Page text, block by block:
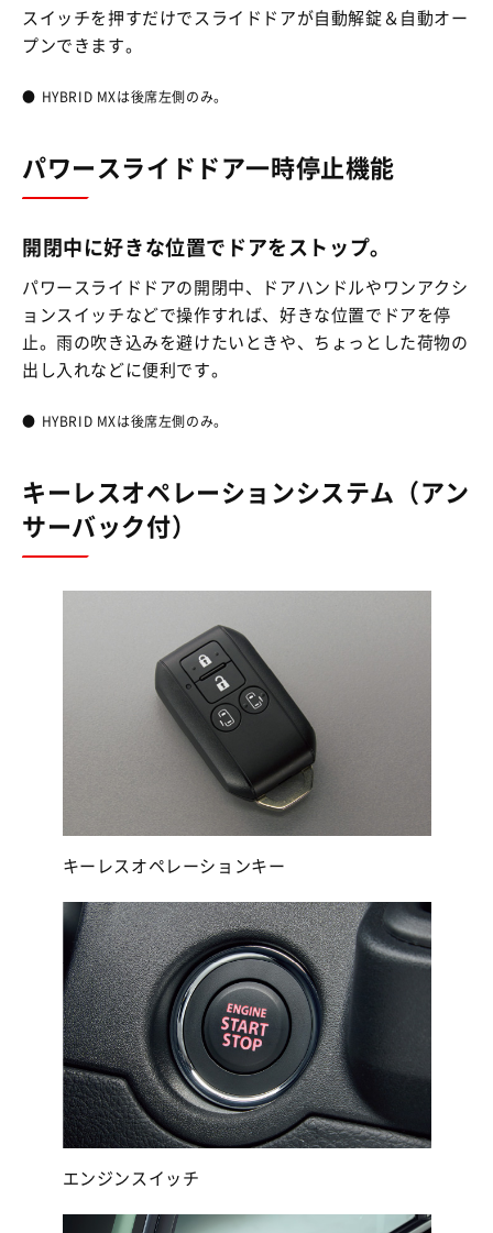
スイッチを押すだけでスライドドアが自動解錠＆自動オー
プンできます。
● HYBRID MXは後席左側のみ。
パワースライドドア一時停止機能
開閉中に好きな位置でドアをストップ。
パワースライドドアの開閉中、ドアハンドルやワンアクシ
ョンスイッチなどで操作すれば、好きな位置でドアを停
止。雨の吹き込みを避けたいときや、ちょっとした荷物の
出し入れなどに便利です。
● HYBRID MXは後席左側のみ。
キーレスオペレーションシステム（アン
サーバック付）
キーレスオペレーションキー
エンジンスイッチ